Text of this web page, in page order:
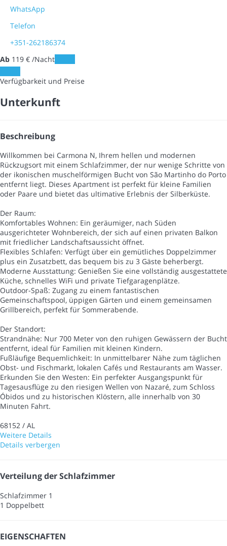
WhatsApp
Telefon
+351-262186374
Ab 119 € /Nacht
Verfügbarkeit und Preise
Unterkunft
Beschreibung
Willkommen bei Carmona N, Ihrem hellen und modernen
Rückzugsort mit einem Schlafzimmer, der nur wenige Schritte von
der ikonischen muschelförmigen Bucht von São Martinho do Porto
entfernt liegt. Dieses Apartment ist perfekt für kleine Familien
oder Paare und bietet das ultimative Erlebnis der Silberküste.
Der Raum:
Komfortables Wohnen: Ein geräumiger, nach Süden
ausgerichteter Wohnbereich, der sich auf einen privaten Balkon
mit friedlicher Landschaftsaussicht öffnet.
Flexibles Schlafen: Verfügt über ein gemütliches Doppelzimmer
plus ein Zusatzbett, das bequem bis zu 3 Gäste beherbergt.
Moderne Ausstattung: Genießen Sie eine vollständig ausgestattete
Küche, schnelles WiFi und private Tiefgaragenplätze.
Outdoor-Spaß: Zugang zu einem fantastischen
Gemeinschaftspool, üppigen Gärten und einem gemeinsamen
Grillbereich, perfekt für Sommerabende.
Der Standort:
Strandnähe: Nur 700 Meter von den ruhigen Gewässern der Bucht
entfernt, ideal für Familien mit kleinen Kindern.
Fußläufige Bequemlichkeit: In unmittelbarer Nähe zum täglichen
Obst- und Fischmarkt, lokalen Cafés und Restaurants am Wasser.
Erkunden Sie den Westen: Ein perfekter Ausgangspunkt für
Tagesausflüge zu den riesigen Wellen von Nazaré, zum Schloss
Óbidos und zu historischen Klöstern, alle innerhalb von 30
Minuten Fahrt.
68152 / AL
Weitere Details
Details verbergen
Verteilung der Schlafzimmer
Schlafzimmer 1
1 Doppelbett
EIGENSCHAFTEN